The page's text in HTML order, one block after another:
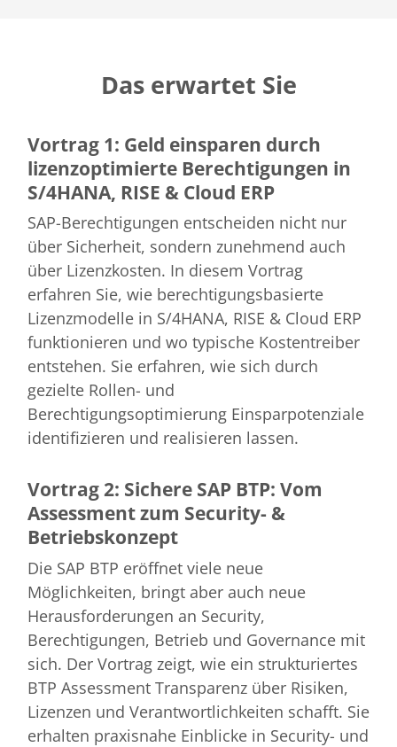
Das erwartet Sie
Vortrag 1: Geld einsparen durch
lizenzoptimierte Berechtigungen in
S/4HANA, RISE & Cloud ERP
SAP-Berechtigungen entscheiden nicht nur
über Sicherheit, sondern zunehmend auch
über Lizenzkosten. In diesem Vortrag
erfahren Sie, wie berechtigungsbasierte
Lizenzmodelle in S/4HANA, RISE & Cloud ERP
funktionieren und wo typische Kostentreiber
entstehen. Sie erfahren, wie sich durch
gezielte Rollen- und
Berechtigungsoptimierung Einsparpotenziale
identifizieren und realisieren lassen.
Vortrag 2: Sichere SAP BTP: Vom
Assessment zum Security- &
Betriebskonzept
Die SAP BTP eröffnet viele neue
Möglichkeiten, bringt aber auch neue
Herausforderungen an Security,
Berechtigungen, Betrieb und Governance mit
sich. Der Vortrag zeigt, wie ein strukturiertes
BTP Assessment Transparenz über Risiken,
Lizenzen und Verantwortlichkeiten schafft. Sie
erhalten praxisnahe Einblicke in Security- und